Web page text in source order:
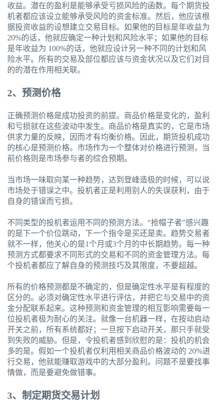
收益。潜在的盈利是能够承受亏损风险的函数。每个期货投
机者都应该设立能够承受风险的资金标准。然后，他应该根
据投资收益的设想建立交易目标。如果他的目标是年收益为
20%的话，他就应确定一种计划和风险水平；如果他的目标
是年收益为 100%的话，他就应设计另一种不同的计划和风
险水平。所有的交易及部位都应该与资金状况以及它们对目
的的潜在作用相关联。
2、预测价格
正确预测价格是成功投资的前提。商品价格是变化的，盈利
和亏损就在这些波动中发生。商品价格是真实的，它是市场
供求力量的反映，因而才有均衡价格。因此，期货投机成功
的核心是预测价格。市场作为一个整体对价格进行预测，当
前价格则是市场参与者的综合预期。
当市场一味取向某一种趋势，达到登峰造极的时候，可以说
市场处于错误之中。投机者正是利用别人的失误获利，由于
自身的错误而亏损。
不同类型的投机者运用不同的预测方法。“抢帽子者”感兴趣
的是下一个价位跳动，下一个指令是买还是卖。趋势交易者
就不一样，他关心的是1个月或3个月的中长期趋势。每一种
预测方式都要求不同形式的交易和不同的资金管理方法。每
个投机者都应了解自身的预测技巧及其限度，不要超越。
所有的价格预测都是不确定的，但是确定性水平是有程度的
区分的。必须对确定性水平进行评估，并把它与交易中的资
金分配联系起来。这种预测和资金管理的相互影响需要每一
位投机者极为耐心的关注。就像一台机器一样，在按动启动
开关之前，所有系统都好；一旦按下启动开关，那只手就受
到失败的威胁。但是，令投机者感到欣慰的是：投机的机会
多的是。假如一个投机者仅利用相关商品价格波动的 20%进
行交易，他就能赚取游戏中的大部分盈利。问题不是要找事
情做，而是要避免做错事。
3、制定期货交易计划